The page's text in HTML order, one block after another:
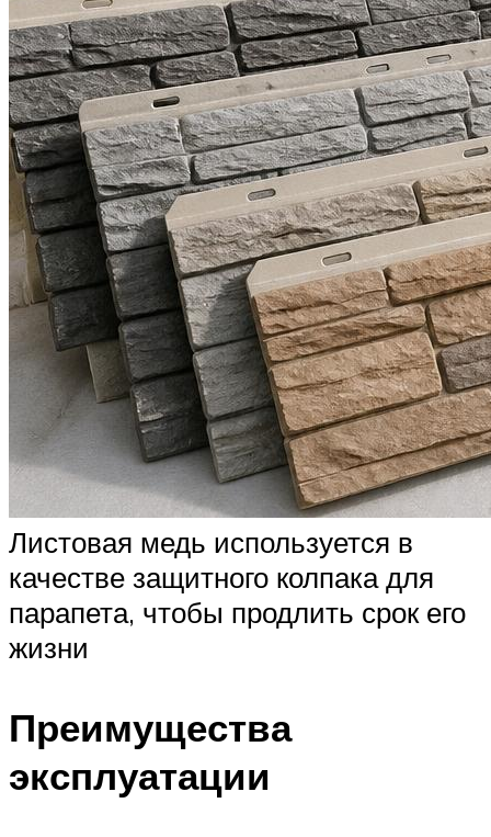
Листовая медь используется в
качестве защитного колпака для
парапета, чтобы продлить срок его
жизни
Преимущества
эксплуатации